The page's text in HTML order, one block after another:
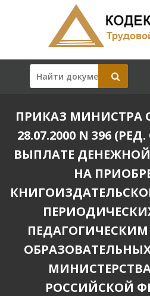
ПРИКАЗ МИНИСТРА
28.07.2000 N 396
ВЫПЛАТЕ
НА
РОССИЙСКОЙ